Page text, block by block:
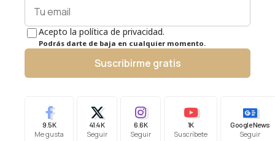
Acepto la política de privacidad.
Podrás darte de baja en cualquier momento.
Suscribirme gratis
9.5K
Me gusta
41.4K
Seguir
6.6K
Seguir
1K
Suscríbete
Google News
Seguir